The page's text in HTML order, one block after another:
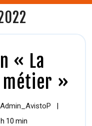
« La
»
Admin_AvistoP
10 min